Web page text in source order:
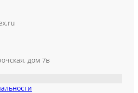
дом 7в